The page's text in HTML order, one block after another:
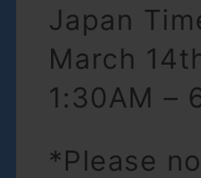
Japan
March
1:30AM –
*Please